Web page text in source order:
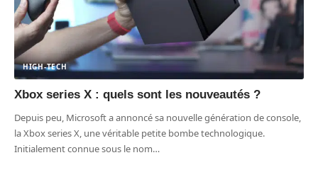
HIGH-TECH
Xbox series X : quels sont les nouveautés ?
Depuis peu, Microsoft a annoncé sa nouvelle génération de console,
la Xbox series X, une véritable petite bombe technologique.
Initialement connue sous le nom…